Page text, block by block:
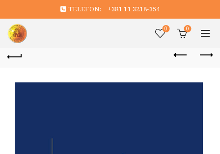
TELEFON: +381 11 3218-354
0 0